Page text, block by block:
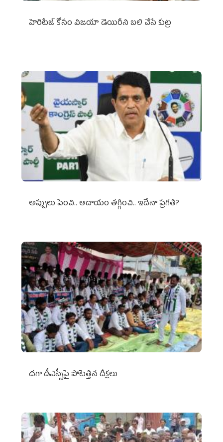
హెరిటేజ్ కోసం విజయా డెయిరీని బలి చేసే కుట్ర‌
అప్పులు పెంచి.. ఆదాయం తగ్గించి.. ఇదేనా ప్రగతి?
దగా డీఎస్సీపై పోటెత్తిన దీక్షలు